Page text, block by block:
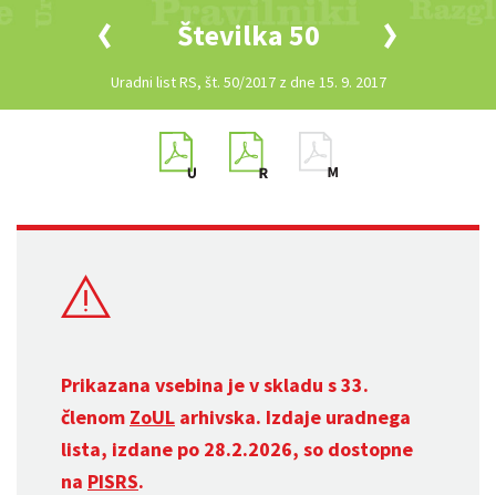
Številka 50
Uradni list RS, št. 50/2017 z dne 15. 9. 2017
Prikazana vsebina je v skladu s 33.
členom ZoUL arhivska. Izdaje uradnega
lista, izdane po 28.2.2026, so dostopne
na PISRS.